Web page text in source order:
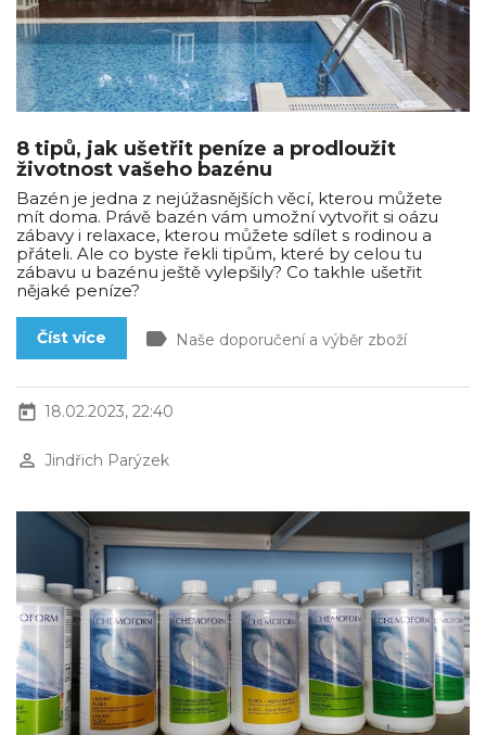
8 tipů, jak ušetřit peníze a prodloužit
životnost vašeho bazénu
Bazén je jedna z nejúžasnějších věcí, kterou můžete
mít doma. Právě bazén vám umožní vytvořit si oázu
zábavy i relaxace, kterou můžete sdílet s rodinou a
přáteli. Ale co byste řekli tipům, které by celou tu
zábavu u bazénu ještě vylepšily? Co takhle ušetřit
nějaké peníze?
Číst více label Naše doporučení a výběr zboží
today 18.02.2023, 22:40
perm_identity Jindřich Parýzek